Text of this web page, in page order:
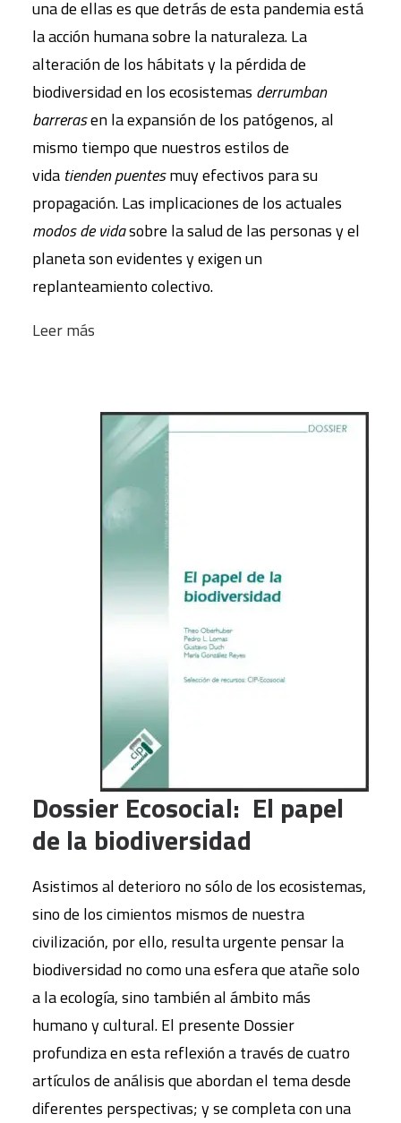
una de ellas es que detrás de esta pandemia está
la acción humana sobre la naturaleza. La
alteración de los hábitats y la pérdida de
biodiversidad en los ecosistemas derrumban
barrerasen la expansión de los patógenos, al
mismo tiempo que nuestros estilos de
vida tienden puentesmuy efectivos para su
propagación. Las implicaciones de los actuales
modos de vidasobre la salud de las personas y el
planeta son evidentes y exigen un
replanteamiento colectivo.
Leer más
Dossier Ecosocial: El papel
de la biodiversidad
Asistimos al deterioro no sólo de los ecosistemas,
sino de los cimientos mismos de nuestra
civilización, por ello, resulta urgente pensar la
biodiversidad no como una esfera que atañe solo
a la ecología, sino también al ámbito más
humano y cultural. El presente Dossier
profundiza en esta reflexión a través de cuatro
artículos de análisis que abordan el tema desde
diferentes perspectivas; y se completa con una